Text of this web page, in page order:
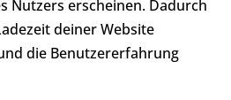
Nutzers erscheinen. Dadurch
deiner Website
die Benutzererfahrung